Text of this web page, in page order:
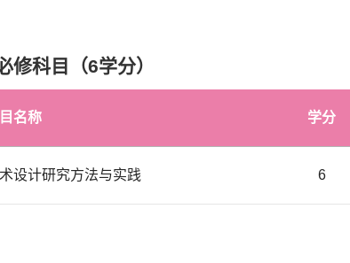
修科目（6学分）
名称 学分
设计研究方法与实践 6